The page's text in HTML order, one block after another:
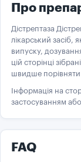
Про
Дістрептаза
лікарський засіб,
випуску,
цій сторінці
швидше порівняти
Інформація на
застосуванням
FAQ